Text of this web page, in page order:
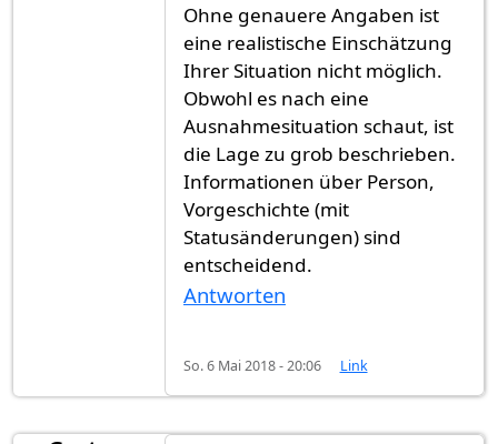
Ohne genauere Angaben ist
eine realistische Einschätzung
Ihrer Situation nicht möglich.
Obwohl es nach eine
Ausnahmesituation schaut, ist
die Lage zu grob beschrieben.
Informationen über Person,
Vorgeschichte (mit
Statusänderungen) sind
entscheidend.
Antworten
So. 6 Mai 2018 - 20:06 Link